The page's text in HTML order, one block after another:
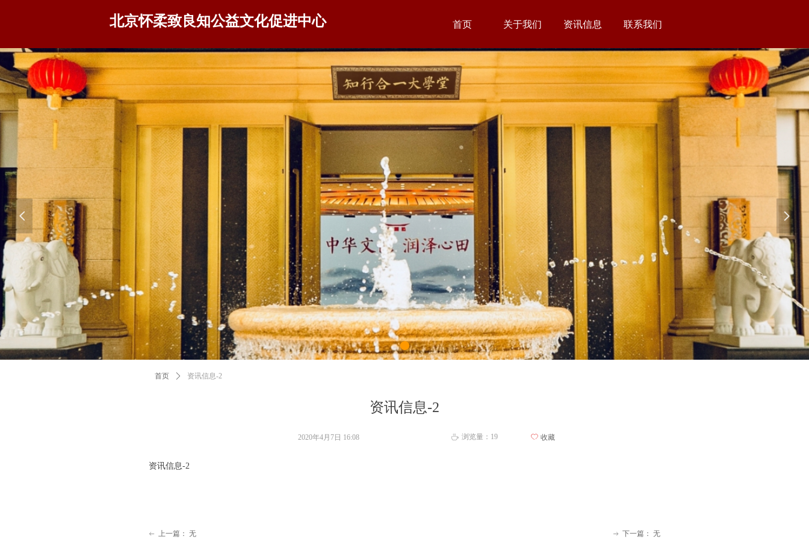
首页
首页
关于我们
关于我们
资讯信息
资讯信息
联系我们
联系我们
넳 넲
北京怀柔致良知公益文化促进中心
资讯信息-2
首页 ꄲ 资讯信息-2
资讯信息-2
2020年4月7日 16:08 ꄘ 浏览量： 19 ꄀ 收藏
ꂃ 上一篇： 无 ꁹ 下一篇： 无